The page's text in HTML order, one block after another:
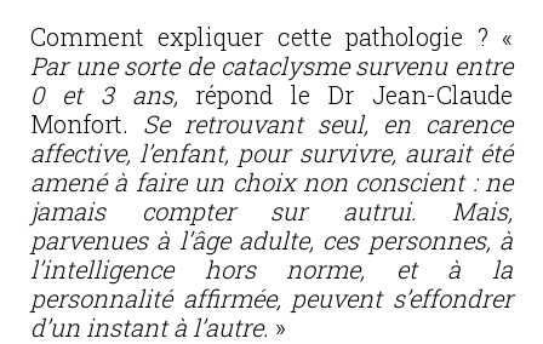
Comment expliquer cette pathologie ? «
Par une sorte de cataclysme survenu entre
0 et 3 ans, répond le Dr Jean-Claude
Monfort. Se retrouvant seul, en carence
affective, l’enfant, pour survivre, aurait été
amené à faire un choix non conscient : ne
jamais compter sur autrui. Mais,
parvenues à l’âge adulte, ces personnes, à
l’intelligence hors norme, et à la
personnalité affirmée, peuvent s’effondrer
d’un instant à l’autre. »